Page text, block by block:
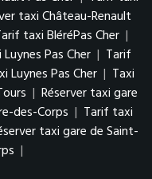
taxi Château-Renault
taxi BléréPas Cher |
Luynes Pas Cher | Tarif
Luynes Pas Cher | Taxi
| Réserver taxi gare
des-Corps | Tarif taxi
taxi gare de Saint-
|